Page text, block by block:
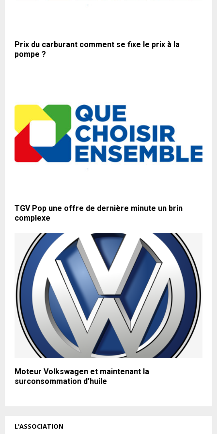
Prix du carburant comment se fixe le prix à la
pompe ?
TGV Pop une offre de dernière minute un brin
complexe
Moteur Volkswagen et maintenant la
surconsommation d’huile
L'ASSOCIATION